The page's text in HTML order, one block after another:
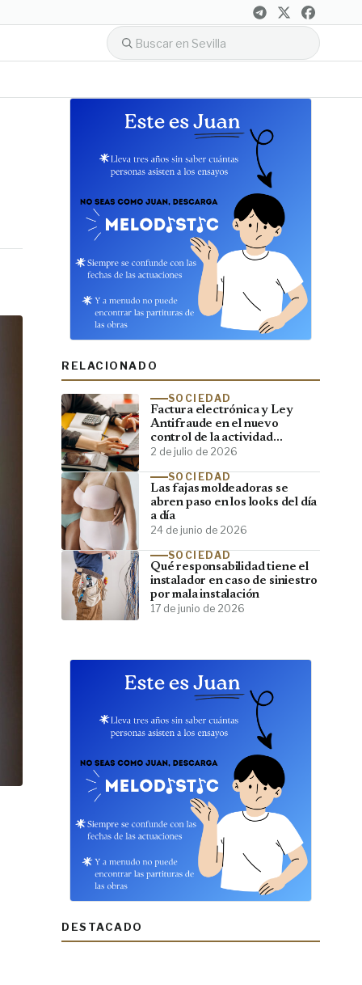
RELACIONADO
SOCIEDAD
Factura electrónica y Ley
Antifraude en el nuevo
control de la actividad
empresarial
2 de julio de 2026
SOCIEDAD
Las fajas moldeadoras se
abren paso en los looks del día
a día
24 de junio de 2026
SOCIEDAD
Qué responsabilidad tiene el
instalador en caso de siniestro
por mala instalación
17 de junio de 2026
DESTACADO